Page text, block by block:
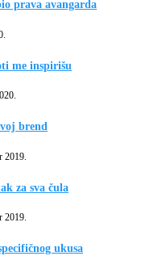
prava avangarda
me inspirišu
brend
2019.
za sva čula
2019.
ukusa